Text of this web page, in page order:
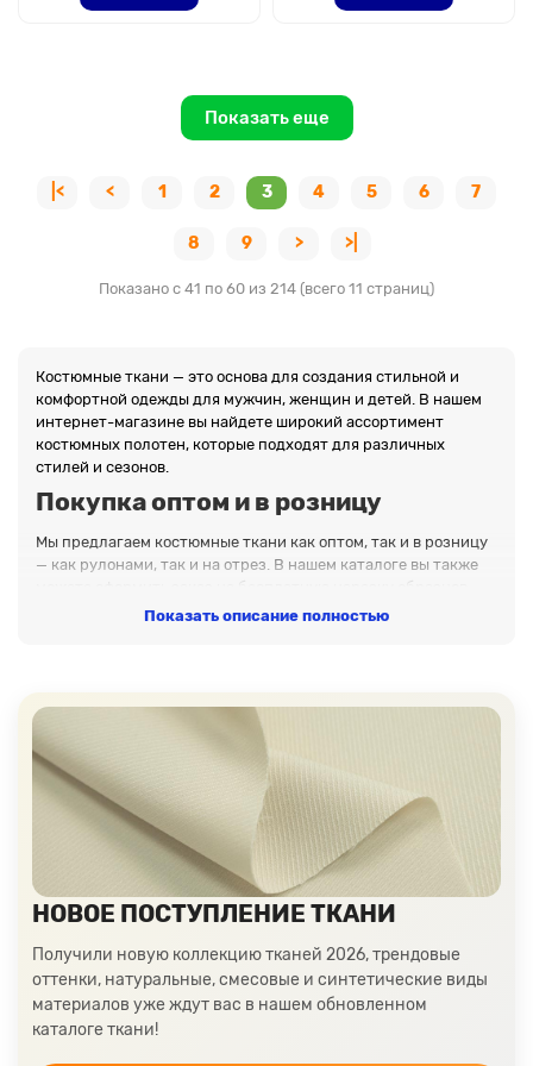
Показать еще
|< < 1 2 3 4 5 6 7
8 9 > >|
Показано с 41 по 60 из 214 (всего 11 страниц)
Костюмные ткани — это основа для создания стильной и
комфортной одежды для мужчин, женщин и детей. В нашем
интернет-магазине вы найдете широкий ассортимент
костюмных полотен, которые подходят для различных
стилей и сезонов.
Покупка оптом и в розницу
Мы предлагаем костюмные ткани как оптом, так и в розницу
— как рулонами, так и на отрез. В нашем каталоге вы также
тканей. Материалы отпускаются от 6 метров, при покупки
Виды нашего ассортимента
Костюмки можно разделить на несколько категорий в
зависимости от их состава и назначения:
Чистошерстяные и смесовые: Эти ткани
изготавливаются из шерсти с добавлением
небольшого количества синтетических волокон. К ним
относятся кашемир, креп, трико, шотландка и рогожка.
Чистошерстяные материалы обеспечивают отличную
теплоизоляцию и комфорт.
Синтетические: Эта группа включает в себя такие
материалы, как барби, пикачу и мемори.
Синтетические ткани отличаются высокой
прочностью, эластичностью и устойчивостью к
деформациям, что делает их идеальными для
Показать описание полностью
НОВОЕ ПОСТУПЛЕНИЕ ТКАНИ
Получили новую коллекцию тканей 2026, трендовые
оттенки, натуральные, смесовые и синтетические виды
материалов уже ждут вас в нашем обновленном
каталоге ткани!